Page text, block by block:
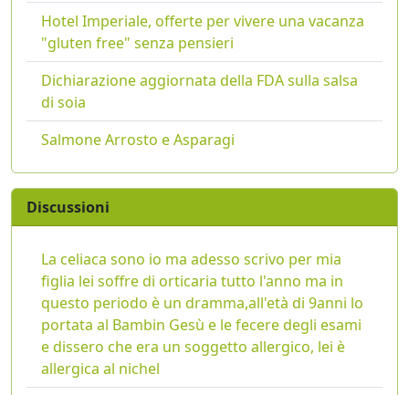
Hotel Imperiale, offerte per vivere una vacanza
"gluten free" senza pensieri
Dichiarazione aggiornata della FDA sulla salsa
di soia
Salmone Arrosto e Asparagi
Discussioni
La celiaca sono io ma adesso scrivo per mia
figlia lei soffre di orticaria tutto l'anno ma in
questo periodo è un dramma,all'età di 9anni lo
portata al Bambin Gesù e le fecere degli esami
e dissero che era un soggetto allergico, lei è
allergica al nichel